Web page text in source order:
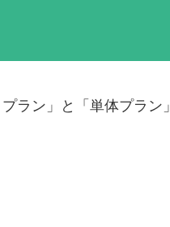
ラン」と「単体プラン」